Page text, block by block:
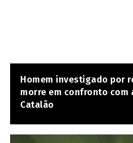
Homem investigado por
morre em confronto com
Catalão